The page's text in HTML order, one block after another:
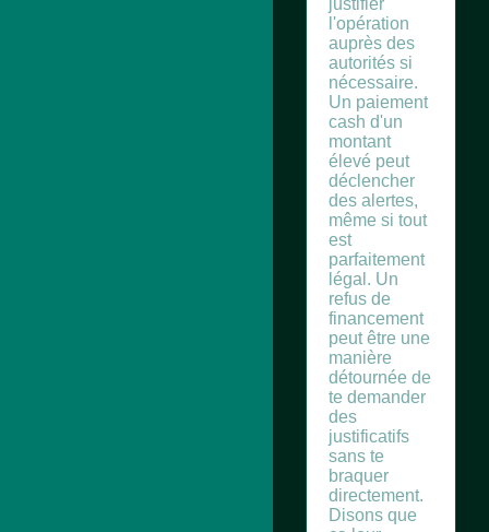
l'opération
auprès des
autorités si
nécessaire.
Un paiement
cash d'un
montant
élevé peut
déclencher
des alertes,
même si tout
est
parfaitement
légal. Un
refus de
financement
peut être une
manière
détournée de
te demander
des
justificatifs
sans te
braquer
directement.
Disons que